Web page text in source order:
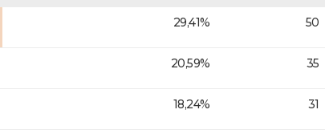
29,41% 50
20,59% 35
18,24% 31